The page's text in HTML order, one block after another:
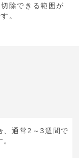
除できる範囲が
。
、通常2～3週間で